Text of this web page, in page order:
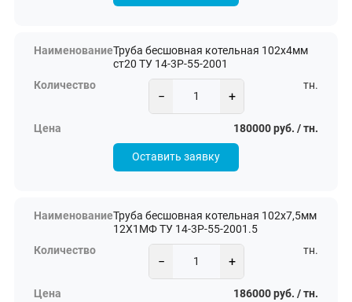
Труба бесшовная котельная 102х4мм
ст20 ТУ 14-3Р-55-2001
− +
тн.
180000 руб. / тн.
Оставить заявку
Труба бесшовная котельная 102х7,5мм
12Х1МФ ТУ 14-3Р-55-2001.5
− +
тн.
186000 руб. / тн.